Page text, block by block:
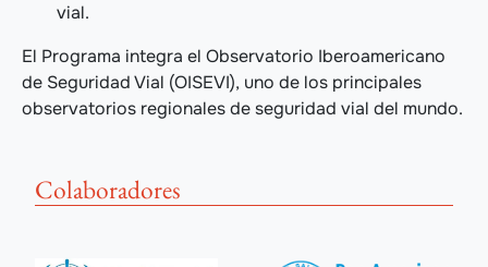
vial.
El Programa integra el Observatorio Iberoamericano
de Seguridad Vial (OISEVI), uno de los principales
observatorios regionales de seguridad vial del mundo.
Colaboradores